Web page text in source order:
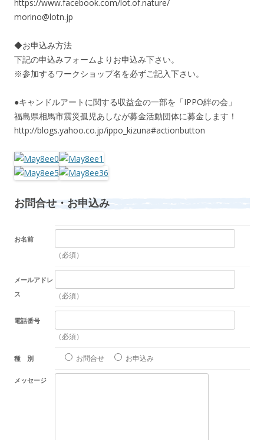
https://www.facebook.com/lot.of.nature/
morino@lotn.jp
◆お申込み方法
下記の申込みフォームよりお申込み下さい。
※参加するワークショップ名を必ずご記入下さい。
●キャンドルアートに関する収益金の一部を「IPPO絆の会」
福島県相馬市震災孤児あしなが募金活動団体に募金します！
http://blogs.yahoo.co.jp/ippo_kizuna#actionbutton
お問合せ・お申込み
お名前
（必須）
メールアドレ
ス
（必須）
電話番号
（必須）
種 別 お問合せ お申込み
メッセージ